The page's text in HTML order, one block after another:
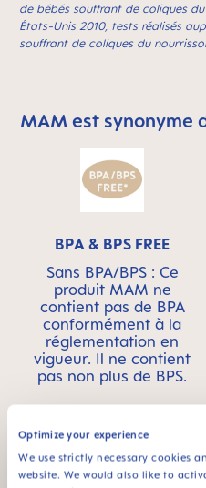
Optimize your experience
We use strictly necessary cookies
website. We would also like to
de bébés souffrant de coliques
États-Unis 2010, tests réalisés
souffrant de coliques du
Skip MAM Means
MAM est synonyme
BPA & BPS FREE
Sans BPA/BPS : Ce
produit MAM ne
contient pas de BPA
conformément à la
réglementation en
vigueur. Il ne contient
pas non plus de BPS.